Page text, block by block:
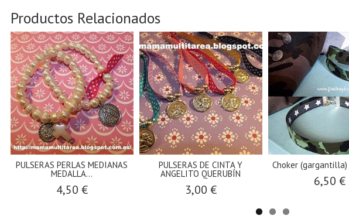
Productos Relacionados
PULSERAS PERLAS MEDIANAS
MEDALLA...
4,50 €
PULSERAS DE CINTA Y
ANGELITO QUERUBÍN
3,00 €
Choker
6,50 €